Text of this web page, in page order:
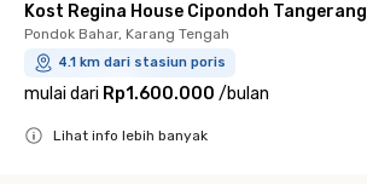
Kost Regina House Cipondoh Tangerang
Pondok Bahar, Karang Tengah
4.1 km dari stasiun poris
mulai dari Rp1.600.000 /bulan
Lihat info lebih banyak